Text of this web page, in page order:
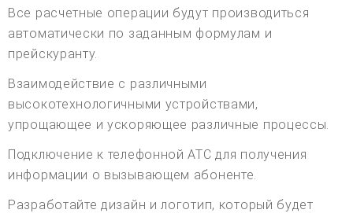
Все расчетные операции будут производиться
автоматически по заданным формулам и
прейскуранту.
Взаимодействие с различными
высокотехнологичными устройствами,
упрощающее и ускоряющее различные процессы.
Подключение к телефонной АТС для получения
информации о вызывающем абоненте.
Разработайте дизайн и логотип, который будет